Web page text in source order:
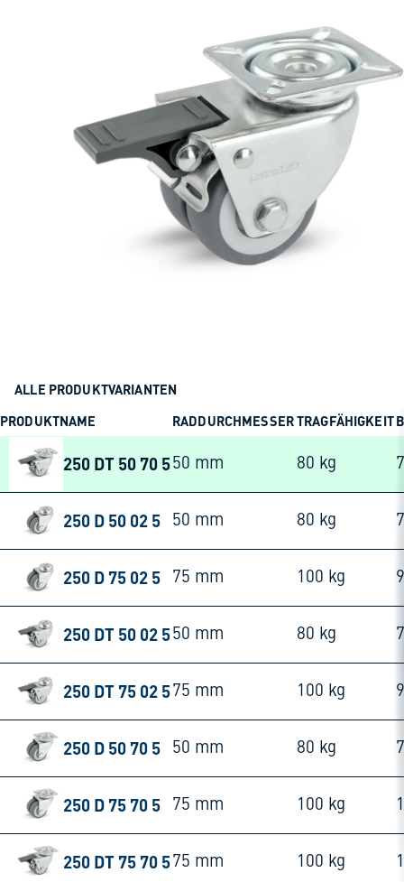
ALLE PRODUKTVARIANTEN
PRODUKTNAME
RADDURCHMESSERTRAGFÄHIGKEIT
250 DT 50 70 550 mm 80 kg
250 D 50 02 5 50 mm 80 kg
250 D 75 02 5 75 mm 100 kg
250 DT 50 02 550 mm 80 kg
250 DT 75 02 575 mm 100 kg
250 D 50 70 5 50 mm 80 kg
250 D 75 70 5 75 mm 100 kg
250 DT 75 70 575 mm 100 kg